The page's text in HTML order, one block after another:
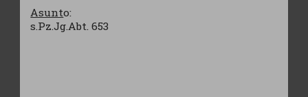
Asunto:
s.Pz.Jg.Abt. 653